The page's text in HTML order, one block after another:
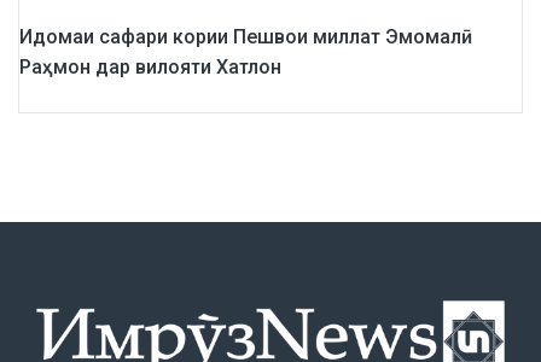
Идомаи сафари кории Пешвои миллат Эмомалӣ
Раҳмон дар вилояти Хатлон